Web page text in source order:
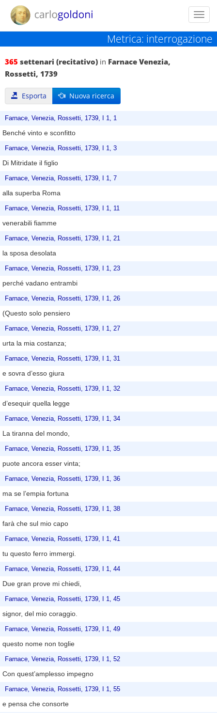
Metrica: interrogazione
365 settenari (recitativo) in Farnace Venezia,
Rossetti, 1739
Esporta Nuova ricerca
Farnace, Venezia, Rossetti, 1739, I 1, 1
Benché vinto e sconfitto
Farnace, Venezia, Rossetti, 1739, I 1, 3
Di Mitridate il figlio
Farnace, Venezia, Rossetti, 1739, I 1, 7
alla superba Roma
Farnace, Venezia, Rossetti, 1739, I 1, 11
venerabili fiamme
Farnace, Venezia, Rossetti, 1739, I 1, 21
la sposa desolata
Farnace, Venezia, Rossetti, 1739, I 1, 23
perché vadano entrambi
Farnace, Venezia, Rossetti, 1739, I 1, 26
(Questo solo pensiero
Farnace, Venezia, Rossetti, 1739, I 1, 27
urta la mia costanza;
Farnace, Venezia, Rossetti, 1739, I 1, 31
e sovra d’esso giura
Farnace, Venezia, Rossetti, 1739, I 1, 32
d’esequir quella legge
Farnace, Venezia, Rossetti, 1739, I 1, 34
La tiranna del mondo,
Farnace, Venezia, Rossetti, 1739, I 1, 35
puote ancora esser vinta;
Farnace, Venezia, Rossetti, 1739, I 1, 36
ma se l’empia fortuna
Farnace, Venezia, Rossetti, 1739, I 1, 38
farà che sul mio capo
Farnace, Venezia, Rossetti, 1739, I 1, 41
tu questo ferro immergi.
Farnace, Venezia, Rossetti, 1739, I 1, 44
Due gran prove mi chiedi,
Farnace, Venezia, Rossetti, 1739, I 1, 45
signor, del mio coraggio.
Farnace, Venezia, Rossetti, 1739, I 1, 49
questo nome non toglie
Farnace, Venezia, Rossetti, 1739, I 1, 52
Con quest’amplesso impegno
Farnace, Venezia, Rossetti, 1739, I 1, 55
e pensa che consorte